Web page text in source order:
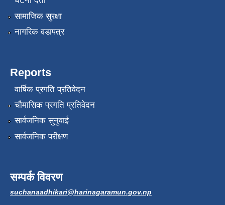
सामाजिक सुरक्षा
नागरिक वडापत्र
Reports
वार्षिक प्रगति प्रतिवेदन
चौमासिक प्रगति प्रतिवेदन
सार्वजनिक सुनुवाई
सार्वजनिक परीक्षण
सम्पर्क विवरण
suchanaadhikari@harinagaramun.gov.np